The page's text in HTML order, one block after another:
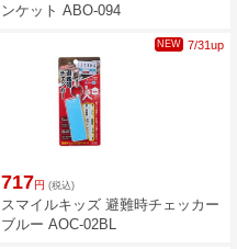
ンケット ABO-094
NEW 7/31up
717円 (税込)
スマイルキッズ 避難時チェッカー
ブルー AOC-02BL